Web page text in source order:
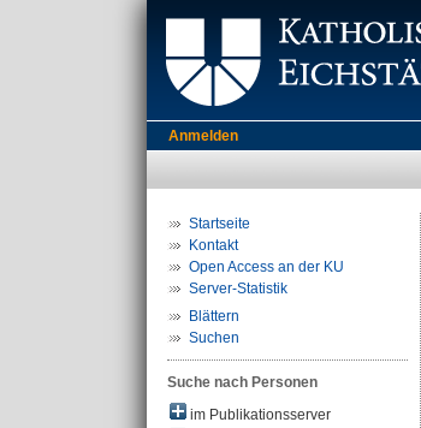
Anmelden
Startseite
Kontakt
Open Access an der KU
Server-Statistik
Blättern
Suchen
Suche nach Personen
im Publikationsserver